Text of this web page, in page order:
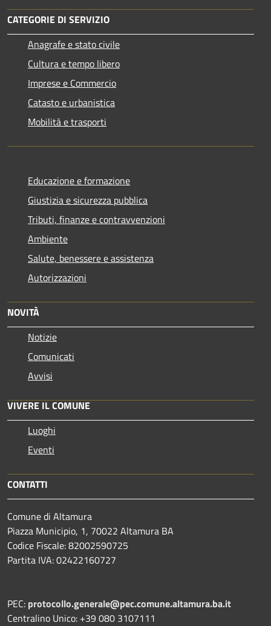
CATEGORIE DI SERVIZIO
Anagrafe e stato civile
Cultura e tempo libero
Imprese e Commercio
Catasto e urbanistica
Mobilità e trasporti
Educazione e formazione
Giustizia e sicurezza pubblica
Tributi, finanze e contravvenzioni
Ambiente
Salute, benessere e assistenza
Autorizzazioni
NOVITÀ
Notizie
Comunicati
Avvisi
VIVERE IL COMUNE
Luoghi
Eventi
CONTATTI
Comune di Altamura
Piazza Municipio, 1, 70022 Altamura BA
Codice Fiscale: 82002590725
Partita IVA: 02422160727
PEC: protocollo.generale@pec.comune.altamura.ba.it
Centralino Unico: +39 080 3107111